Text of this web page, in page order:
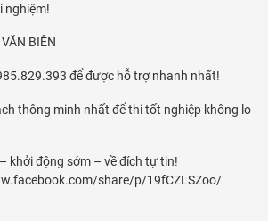
nghiệm!
BIÊN
để được hỗ trợ nhanh nhất!
thông minh nhất để thi tốt nghiệp không lo
khởi động sớm – về đích tự tin!
share/p/19fCZLSZoo/